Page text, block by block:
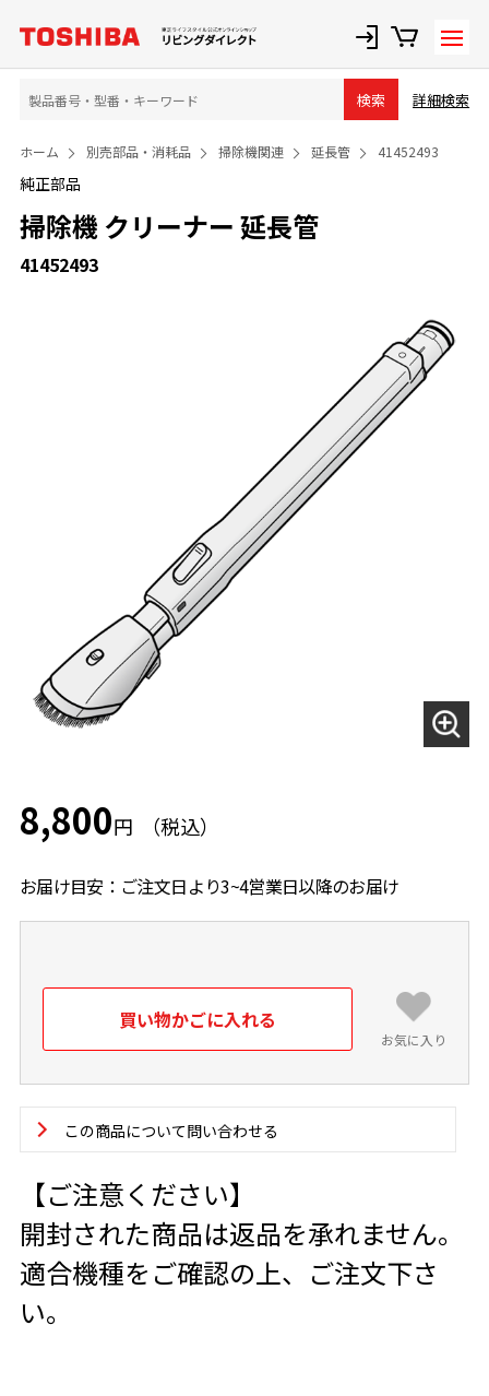
検索 詳細検索
ホーム 別売部品・消耗品 掃除機関連 延長管 41452493
純正部品
掃除機 クリーナー 延長管
8,800円
41452493
お届け目安：ご注文日より3~4営業日以降のお届け
お気に入り
この商品について問い合わせる
【ご注意ください】
開封された商品は返品を承れません。
適合機種をご確認の上、ご注文下さ
い。